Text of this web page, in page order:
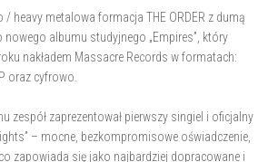
heavy metalowa formacja THE ORDER z dumą
nowego albumu studyjnego „Empires”, który
nakładem Massacre Records w formatach:
oraz cyfrowo.
zespół zaprezentował pierwszy singiel i oficjalny
– mocne, bezkompromisowe oświadczenie,
zapowiada się jako najbardziej dopracowane i